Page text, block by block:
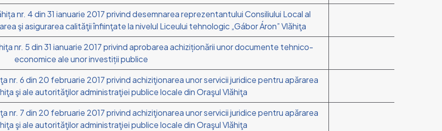
nr. 4 din 31 ianuarie 2017 privind desemnarea reprezentantului Consiliului Local al
şi asigurarea calităţii înfiinţate la nivelul Liceului tehnologic „Gábor Áron” Vlăhiţa
nr. 5 din 31 ianuarie 2017 privind aprobarea achiziționării unor documente tehnico-
economice ale unor investiții publice
nr. 6 din 20 februarie 2017 privind achiziţionarea unor servicii juridice pentru apărarea
şi ale autorităţilor administraţiei publice locale din Oraşul Vlăhiţa
nr. 7 din 20 februarie 2017 privind achiziţionarea unor servicii juridice pentru apărarea
şi ale autorităţilor administraţiei publice locale din Oraşul Vlăhiţa